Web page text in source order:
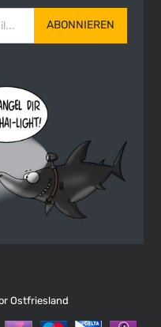
ABONNIEREN
Ostfriesland